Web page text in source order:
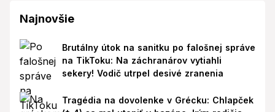
Najnovšie
Brutálny útok na sanitku po falošnej správe
na TikToku: Na záchranárov vytiahli
sekery! Vodič utrpel desivé zranenia
Tragédia na dovolenke v Grécku: Chlapček